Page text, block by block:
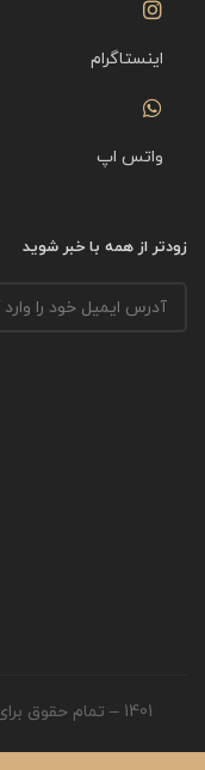
اینستاگرام
واتس اپ
زودتر از همه با خبر شوید